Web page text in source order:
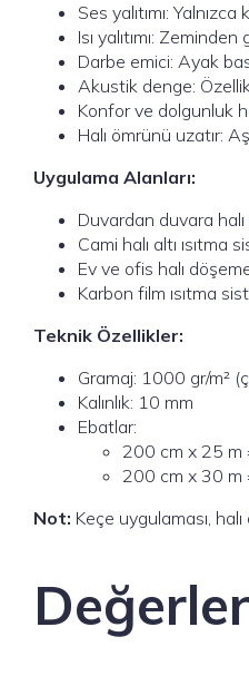
Ses yalıtımı:
Isı yalıtımı:
Darbe emici: Ayak
Akustik denge:
Konfor ve dolgunluk
Halı ömrünü uzatır:
Uygulama Alanları:
Duvardan duvara halı
Cami halı altı ısıtma
Ev ve ofis halı
Karbon film ısıtma
Teknik Özellikler:
Gramaj: 1000 gr/m²
Kalınlık: 10 mm
Ebatlar:
200 cm x 25 m
200 cm x 30 m
Not: Keçe uygulaması,